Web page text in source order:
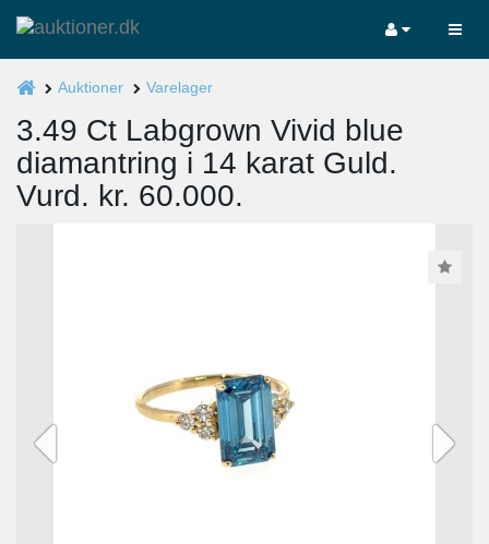
Auktioner Varelager
3.49 Ct Labgrown Vivid blue
diamantring i 14 karat Guld.
Vurd. kr. 60.000.